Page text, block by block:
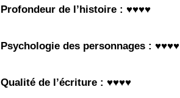
Profondeur de l’histoire : ♥♥♥♥
Psychologie des personnages : ♥♥♥♥
Qualité de l’écriture : ♥♥♥♥